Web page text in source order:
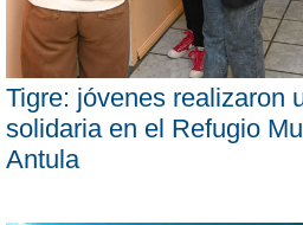
Tigre: jóvenes realizaron
solidaria en el Refugio
Antula